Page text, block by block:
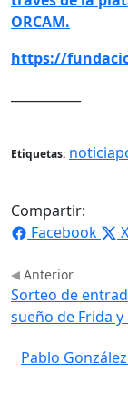
ORCAM.
https://
Etiquetas:
Compartir:
Facebook
X
Anterior
Sorteo de
sueño de Frida
Pablo